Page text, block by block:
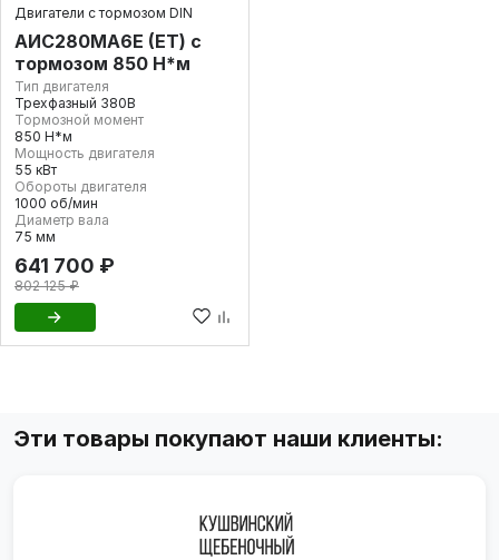
Двигатели с тормозом DIN
АИС280МА6Е (ET) с
тормозом 850 Н*м
Тип двигателя
Трехфазный 380В
Тормозной момент
850 Н*м
Мощность двигателя
55 кВт
Обороты двигателя
1000 об/мин
Диаметр вала
75 мм
641 700 ₽
802 125 ₽
Эти товары покупают наши клиенты: